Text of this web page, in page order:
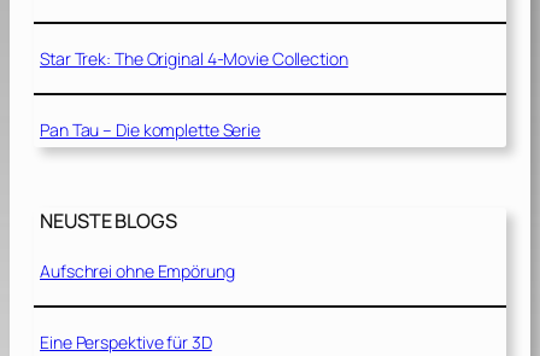
Star Trek: The Original 4-Movie Collection
Pan Tau – Die komplette Serie
NEUSTE BLOGS
Aufschrei ohne Empörung
Eine Perspektive für 3D